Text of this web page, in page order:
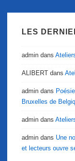
LES
admin dans
ALIBERT dans
admin dans
Bruxelles de
admin dans
admin dans Une
et lecteurs ouvre